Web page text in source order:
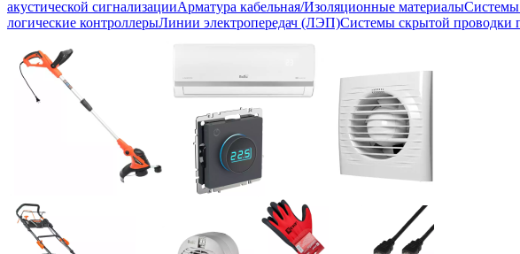
акустической сигнализацииАрматура кабельная/Изоляционные материалыСистемы
логические контроллерыЛинии электропередач (ЛЭП)Системы скрытой проводки